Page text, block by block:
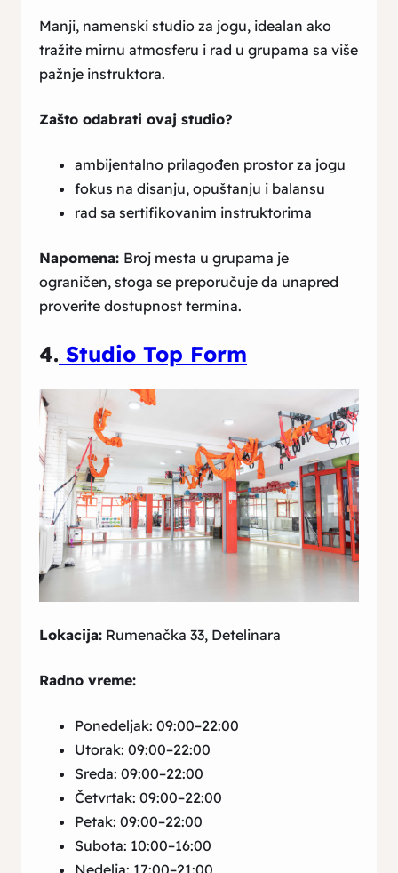
Manji, namenski studio za jogu, idealan ako
tražite mirnu atmosferu i rad u grupama sa više
pažnje instruktora.
Zašto odabrati ovaj studio?
ambijentalno prilagođen prostor za jogu
fokus na disanju, opuštanju i balansu
rad sa sertifikovanim instruktorima
Napomena: Broj mesta u grupama je
ograničen, stoga se preporučuje da unapred
proverite dostupnost termina.
4. Studio Top Form
Lokacija: Rumenačka 33, Detelinara
Radno vreme:
Ponedeljak: 09:00–22:00
Utorak: 09:00–22:00
Sreda: 09:00–22:00
Četvrtak: 09:00–22:00
Petak: 09:00–22:00
Subota: 10:00–16:00